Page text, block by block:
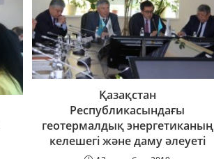
Қазақстан
Республикасындағы
геотермалдық энергетиканың
келешегі және даму әлеуеті